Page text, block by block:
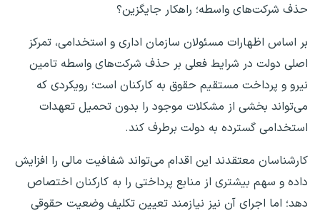
حذف شرکت‌های واسطه؛ راهکار جایگزین؟
بر اساس اظهارات مسئولان سازمان اداری و استخدامی، تمرکز
اصلی دولت در شرایط فعلی بر حذف شرکت‌های واسطه تامین
نیرو و پرداخت مستقیم حقوق به کارکنان است؛ رویکردی که
می‌تواند بخشی از مشکلات موجود را بدون تحمیل تعهدات
استخدامی گسترده به دولت برطرف کند.
کارشناسان معتقدند این اقدام می‌تواند شفافیت مالی را افزایش
داده و سهم بیشتری از منابع پرداختی را به کارکنان اختصاص
دهد؛ اما اجرای آن نیز نیازمند تعیین تکلیف وضعیت حقوقی